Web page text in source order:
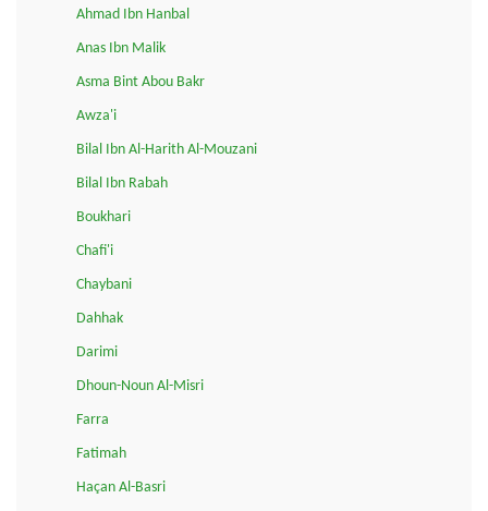
Ahmad Ibn Hanbal
Anas Ibn Malik
Asma Bint Abou Bakr
Awza'i
Bilal Ibn Al-Harith Al-Mouzani
Bilal Ibn Rabah
Boukhari
Chafi'i
Chaybani
Dahhak
Darimi
Dhoun-Noun Al-Misri
Farra
Fatimah
Haçan Al-Basri